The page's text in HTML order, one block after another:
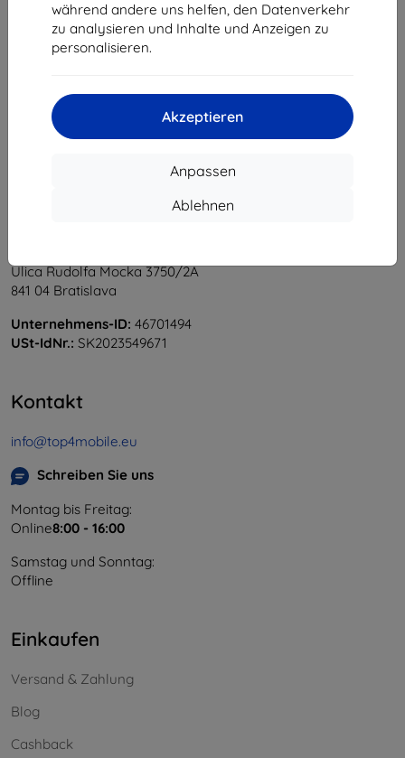
während andere uns helfen, den Datenverkehr
zu analysieren und Inhalte und Anzeigen zu
personalisieren.
Akzeptieren
Anpassen
Ablehnen
1
Ulica Rudolfa Mocka 3750/2A
841 04 Bratislava
Unternehmens-ID: 46701494
USt-IdNr.: SK2023549671
Kontakt
info@top4mobile.eu
Schreiben Sie uns
Montag bis Freitag:
Online8:00 - 16:00
Samstag und Sonntag:
Offline
Einkaufen
Versand & Zahlung
Blog
Cashback